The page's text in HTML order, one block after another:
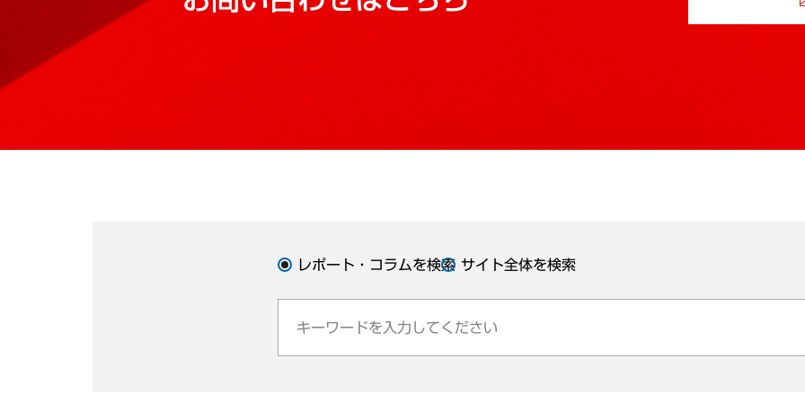
レポート・コラムを検索 サイト全体を検索